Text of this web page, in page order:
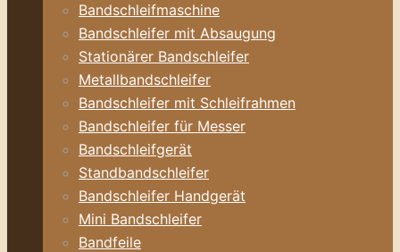
Bandschleifmaschine
Bandschleifer mit Absaugung
Stationärer Bandschleifer
Metallbandschleifer
Bandschleifer mit Schleifrahmen
Bandschleifer für Messer
Bandschleifgerät
Standbandschleifer
Bandschleifer Handgerät
Mini Bandschleifer
Bandfeile